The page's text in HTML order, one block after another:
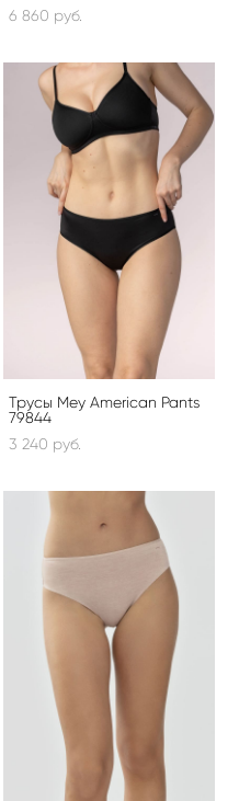
6 860 pуб.
Трусы Mey American Pants
79844
3 240 pуб.